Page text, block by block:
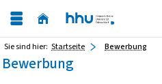
Sie sind hier: Startseite Bewerbung
Bewerbung